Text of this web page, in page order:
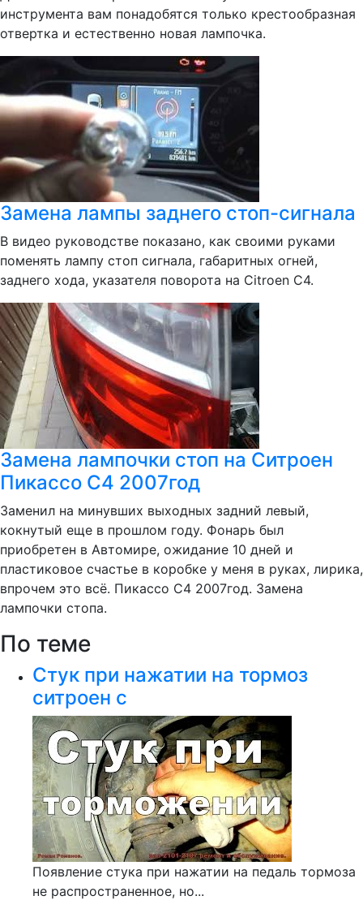
инструмента вам понадобятся только крестообразная
отвертка и естественно новая лампочка.
Замена лампы заднего стоп-сигнала
В видео руководстве показано, как своими руками
поменять лампу стоп сигнала, габаритных огней,
заднего хода, указателя поворота на Citroen C4.
Замена лампочки стоп на Ситроен
Пикассо С4 2007год
Заменил на минувших выходных задний левый,
кокнутый еще в прошлом году. Фонарь был
приобретен в Автомире, ожидание 10 дней и
пластиковое счастье в коробке у меня в руках, лирика,
впрочем это всё. Пикассо С4 2007год. Замена
лампочки стопа.
По теме
Стук при нажатии на тормоз
ситроен с
Появление стука при нажатии на педаль тормоза
не распространенное, но...